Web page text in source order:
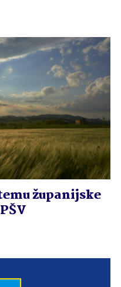
županijske